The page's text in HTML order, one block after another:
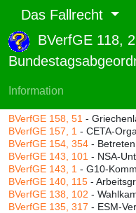
Das Fallrecht
BVerfGE 118,
Information
Abruf und Rang:
RTF-Version(Seiten,Linien
BVerfGE 158, 51 -
BVerfGE 157, 1 - CETA-
BVerfGE 154, 354 -
BVerfGE 143, 101 - NSA-
BVerfGE 143, 1 - G10-
BVerfGE 140, 115 -
BVerfGE 138, 102 -
BVerfGE 135, 317 - ESM-